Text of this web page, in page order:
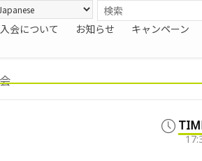
入会について お知らせ キャンペーン